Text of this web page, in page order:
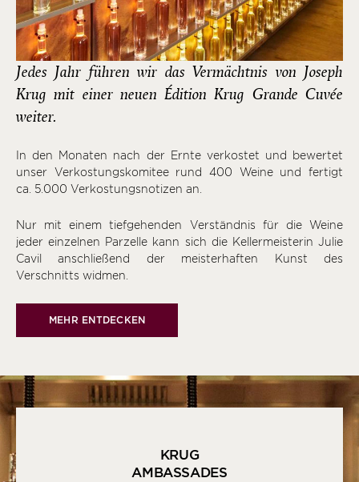
Jedes Jahr führen wir das Vermächtnis von Joseph
Krug mit einer neuen Édition Krug Grande Cuvée
weiter.
In den Monaten nach der Ernte verkostet und bewertet
unser Verkostungskomitee rund 400 Weine und fertigt
ca. 5.000 Verkostungsnotizen an.
Nur mit einem tiefgehenden Verständnis für die Weine
jeder einzelnen Parzelle kann sich die Kellermeisterin Julie
Cavil anschließend der meisterhaften Kunst des
Verschnitts widmen.
MEHR ENTDECKEN
KRUG
AMBASSADES